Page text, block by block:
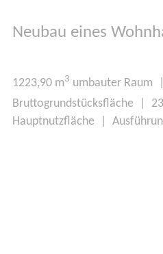
Neubau eines
1223,90 m3 umbauter Raum
Bruttogrundstücksfläche |
Hauptnutzfläche |